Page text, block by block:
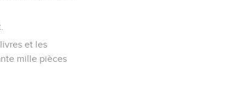
et les
mille pièces